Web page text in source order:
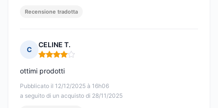
Recensione tradotta
C
CELINE T.
Nota: 4 su 5
Pubblicato il 12/12/2025 à 16h06
a seguito di un acquisto di 28/11/2025
ottimi prodotti